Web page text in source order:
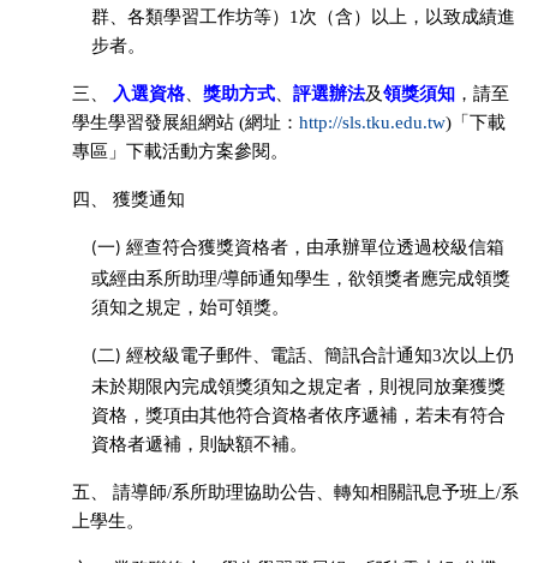
群、各類學習工作坊等） 1 次（含）以上，以致成績進
步者。
三、 入選資格 、獎助方式 、評選辦法及領獎須知 ，請至
學生學習發展組網站 (網址：http://sls.tku.edu.tw) 「下載
專區」下載活動方案參閱。
四、獲獎通知
(一) 經查符合獲獎資格者，由承辦單位透過校級信箱
或經由系所助理/導師通知學生，欲領獎者應完成領獎
須知之規定，始可領獎。
(二) 經校級電子郵件、電話、簡訊合計通知3次以上仍
未於期限內完成領獎須知之規定者，則視同放棄獲獎
資格，獎項由其他符合資格者依序遞補，若未有符合
資格者遞補，則缺額不補。
五、請導師/系所助理協助公告、轉知相關訊息予班上/系
上學生。